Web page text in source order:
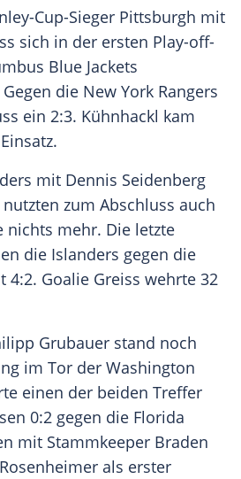
Cup-Sieger Pittsburgh mit
sich in der ersten Play-off-
Blue Jackets
die New York Rangers
ein 2:3. Kühnhackl kam
mit Dennis Seidenberg
nutzten zum Abschluss auch
nichts mehr. Die letzte
die Islanders gegen die
4:2. Goalie Greiss wehrte 32
Grubauer stand noch
im Tor der Washington
einen der beiden Treffer
0:2 gegen die Florida
mit Stammkeeper Braden
als erster